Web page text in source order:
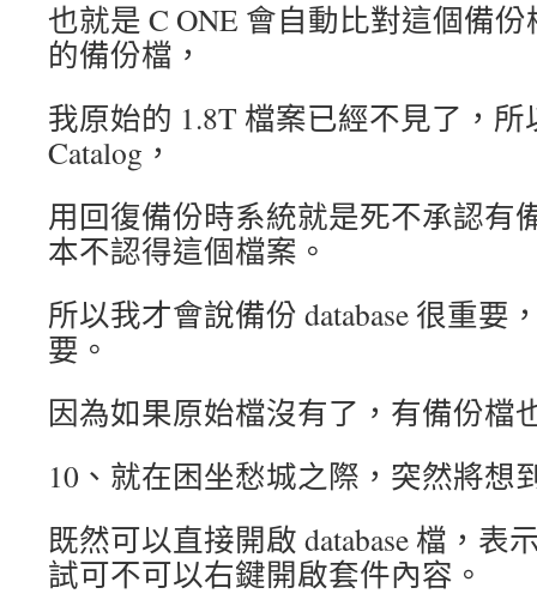
也就是 C ONE 會自動比對這個備份
的備份檔，
我原始的 1.8T 檔案已經不見了，
Catalog，
用回復備份時系統就是死不承認有
本不認得這個檔案。
所以我才會說備份 database 很重要
要。
因為如果原始檔沒有了，有備份檔
10、就在困坐愁城之際，突然將想
既然可以直接開啟 database 檔，表
試可不可以右鍵開啟套件內容。